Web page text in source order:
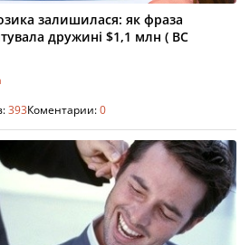
залишилася: як фраза
дружині $1,1 млн ( ВС
393Коментарии:0